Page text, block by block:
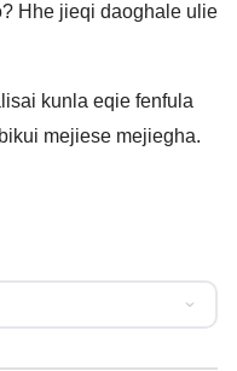
Hhe jieqi daoghale ulie
kunla eqie fenfula
mejiese mejiegha.